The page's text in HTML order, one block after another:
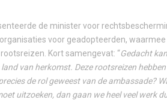
de minister voor
voor geadopteerden,
Kort samengevat: “Gedacht
van herkomst. Deze rootsreizen hebben
de rol geweest van de ambassade?
uitzoeken, dan gaan we heel veel werk